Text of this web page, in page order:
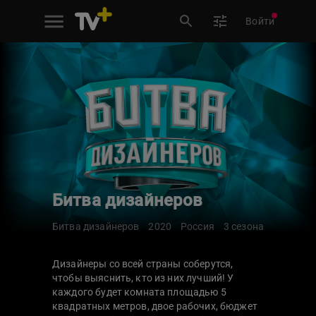
Войти
Битва дизайнеров
Битва дизайнеров 2020 Россия 3 сезона
Дизайнеры со всей страны соберутся,
чтобы выяснить, кто из них лучший! У
каждого будет комната площадью 5
квадратных метров, двое рабочих, бюджет